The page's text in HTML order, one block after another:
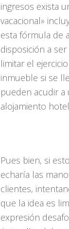
ingresos exista
vacacional»
esta fórmula de
disposición a
limitar el
inmueble si se
pueden acudir a
alojamiento
Pues bien, si
echaría las
clientes,
que la idea es
expresión